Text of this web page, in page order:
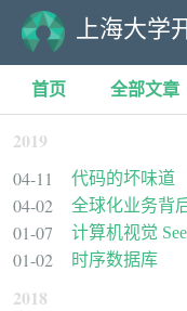
上海大学
首页 全部文章
2019
04-11 代码的坏味道
04-02 全球化业务背
01-07 计算机视觉
01-02 时序数据库
2018